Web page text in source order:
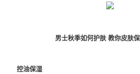
男士秋季如何护肤 教你皮肤
控油保湿